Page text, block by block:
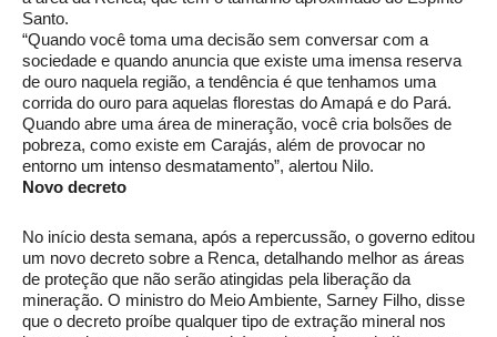
Santo.
“Quando você toma uma decisão sem conversar com a
sociedade e quando anuncia que existe uma imensa reserva
de ouro naquela região, a tendência é que tenhamos uma
corrida do ouro para aquelas florestas do Amapá e do Pará.
Quando abre uma área de mineração, você cria bolsões de
pobreza, como existe em Carajás, além de provocar no
entorno um intenso desmatamento”, alertou Nilo.
Novo decreto
No início desta semana, após a repercussão, o governo editou
um novo decreto sobre a Renca, detalhando melhor as áreas
de proteção que não serão atingidas pela liberação da
mineração. O ministro do Meio Ambiente, Sarney Filho, disse
que o decreto proíbe qualquer tipo de extração mineral nos